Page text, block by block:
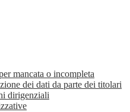
mancata o incompleta
dei dati da parte dei titolari
dirigenziali